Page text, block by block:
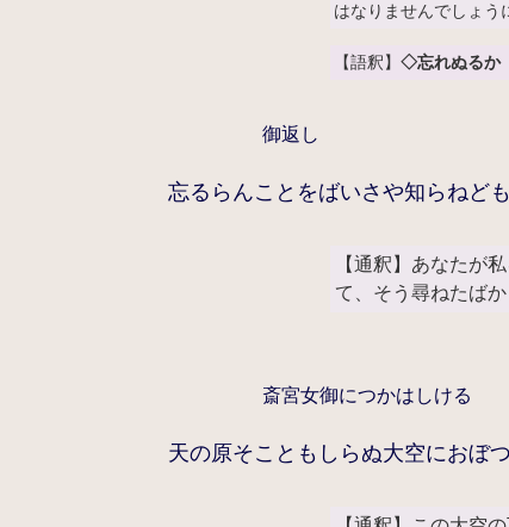
はなりませんでしょう
【語釈】◇忘れぬるか
御返し
忘るらんことをばいさや知らねど
【通釈】あなたが
て、そう尋ねたばか
斎宮女御につかはしける
天の原そこともしらぬ大空におぼ